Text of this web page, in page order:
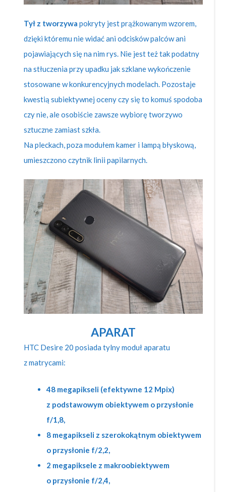
Tył z tworzywa pokryty jest prążkowanym wzorem,
dzięki któremu nie widać ani odcisków palców ani
pojawiających się na nim rys. Nie jest też tak podatny
na stłuczenia przy upadku jak szklane wykończenie
stosowane w konkurencyjnych modelach. Pozostaje
kwestią subiektywnej oceny czy się to komuś spodoba
czy nie, ale osobiście zawsze wybiorę tworzywo
sztuczne zamiast szkła.
Na pleckach, poza modułem kamer i lampą błyskową,
umieszczono czytnik linii papilarnych.
APARAT
HTC Desire 20 posiada tylny moduł aparatu
z matrycami:
48 megapikseli (efektywne 12 Mpix)
z podstawowym obiektywem o przysłonie
f/1,8,
8 megapikseli z szerokokątnym obiektywem
o przysłonie f/2,2,
2 megapiksele z makroobiektywem
o przysłonie f/2,4,